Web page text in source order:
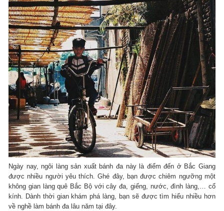
Ngày nay, ngôi làng sản xuất bánh đa này là điểm đến ở Bắc Giang
được nhiều người yêu thích. Ghé đây, bạn được chiêm ngưỡng một
không gian làng quê Bắc Bộ với cây đa, giếng, nước, đình làng,… cổ
kính. Dành thời gian khám phá làng, bạn sẽ được tìm hiểu nhiều hơn
về nghề làm bánh đa lâu năm tại đây.